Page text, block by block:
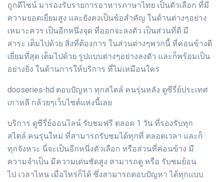
ถูกดีไซน์ มารองรับรายการอาหารภาษาไทย เป็นตัวเลือก ที่มี
ความยอดเยี่ยมสูง และยังคงเป็นข้อสำคัญ ในด้านต่างๆอย่าง
เหมาะควร เป็นอีกหนึ่งจุด ที่ออกจะลงตัว เป็นส่วนที่ดี มี
สาระ เต็มไปด้วย สิ่งที่ต้องการ ในส่วนต่างๆพวกนี้ ที่ค่อนข้างดี
เยี่ยมที่สุด เต็มไปด้วย รูปแบบต่างๆอย่างลงตัว และก็พร้อมเป็น
อย่างยิ่ง ในด้านการให้บริการ ที่ไม่เหมือนใคร
dooseries-hd ตอบปัญหา ทุกสไตล์ คนรุ่นหลัง ดูซีรี่ย์ประเทศ
เกาหลี กล้วยๆเว็บไซต์แห่งนี้เลย
บริการ ดูซีรี่ย์ออนไลน์ รับชมฟรี ตลอด 1 วัน ที่รองรับทุก
สไตล์ คนรุ่นใหม่ ที่สามารถรับชมได้ทุกที่ ตลอดเวลา และก็
ทุกจังหวะ นี่จะเป็นอีกหนึ่งตัวเลือก หรือส่วนที่ค่อนข้าง มี
ความจำเป็น มีความเด่นชัดสูง สามารถดู หรือ รับชมย้อน
ไป เวลาไหน เมื่อไหร่ก็ได้ ซึ่งสามารถตอบปัญหา ได้ทุกแบบ